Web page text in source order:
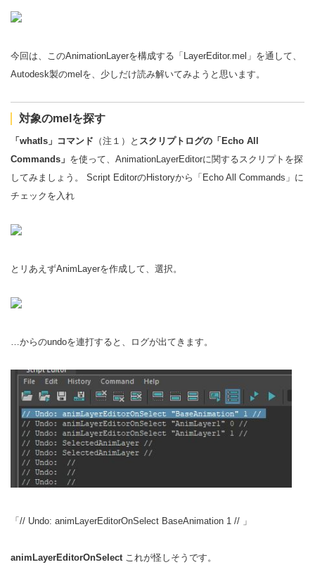
今回は、このAnimationLayerを構成する「LayerEditor.mel」を通して、
Autodesk製のmelを、少しだけ読み解いてみようと思います。
対象のmelを探す
「whatIs」コマンド （注１）と スクリプトログの「Echo All
Commands」 を使って、AnimationLayerEditorに関するスクリプトを探
してみましょう。 Script EditorのHistoryから「Echo All Commands」に
チェックを入れ
とリあえずAnimLayerを作成して、選択。
…からのundoを連打すると、ログが出てきます。
「// Undo: animLayerEditorOnSelect BaseAnimation 1 // 」
animLayerEditorOnSelect これが怪しそうです。